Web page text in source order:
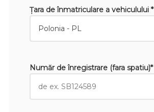
Țara de înmatriculare a vehiculului *
Număr de înregistrare (fara spatiu)*